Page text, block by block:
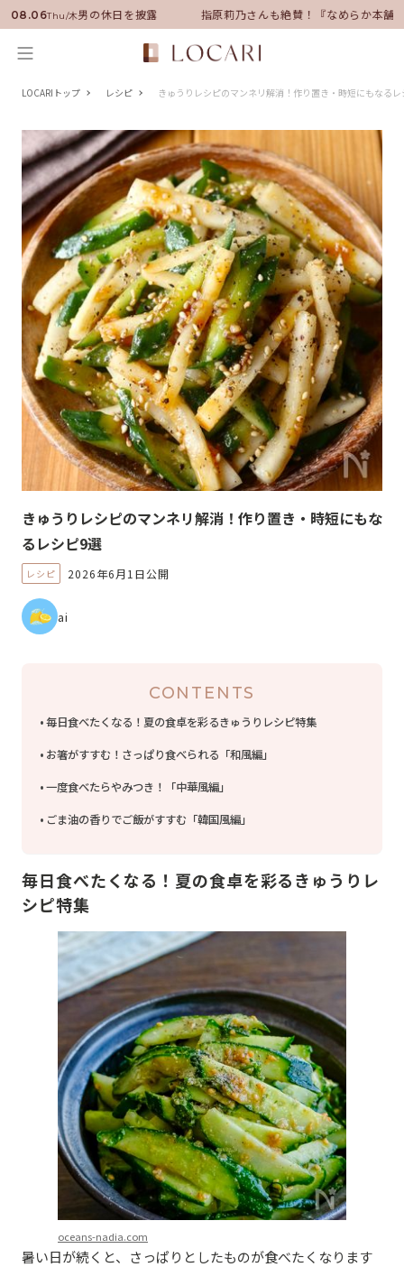
08.06Thu/木
任！いい男の休日を披露 指原莉乃さんも絶賛！『なめらか本舗』
LOCARIトップ レシピ きゅうりレシピのマンネリ解消！作り置き・時短にもなる
きゅうりレシピのマンネリ解消！作り置き・時短にもな
るレシピ9選
レシピ 2026年6月1日公開
ai
CONTENTS
毎日食べたくなる！夏の食卓を彩るきゅうりレシピ特集
お箸がすすむ！さっぱり食べられる「和風編」
一度食べたらやみつき！「中華風編」
ごま油の香りでご飯がすすむ「韓国風編」
毎日食べたくなる！夏の食卓を彩るきゅうりレ
シピ特集
oceans-nadia.com
暑い日が続くと、さっぱりとしたものが食べたくなります